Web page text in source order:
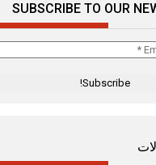
SUBSCRIBE TO OUR